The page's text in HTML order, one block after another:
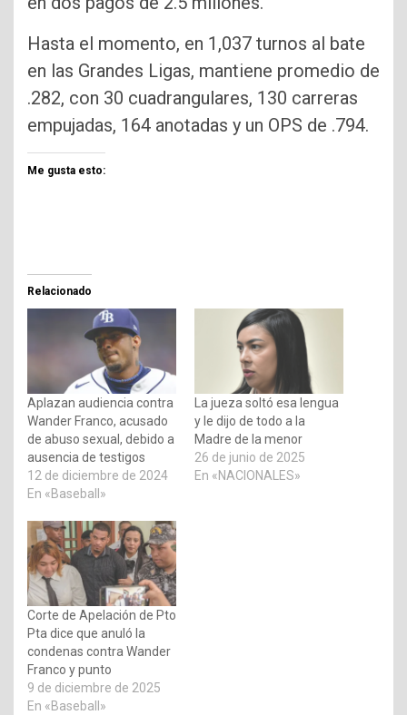
Hasta el momento, en 1,037 turnos al bate
en las Grandes Ligas, mantiene promedio de
.282, con 30 cuadrangulares, 130 carreras
empujadas, 164 anotadas y un OPS de .794.
Me gusta esto:
Relacionado
Aplazan audiencia contra
Wander Franco, acusado
de abuso sexual, debido a
ausencia de testigos
12 de diciembre de 2024
En «Baseball»
La jueza soltó esa lengua
y le dijo de todo a la
Madre de la menor
26 de junio de 2025
En «NACIONALES»
Corte de Apelación de Pto
Pta dice que anuló la
condenas contra Wander
Franco y punto
9 de diciembre de 2025
En «Baseball»